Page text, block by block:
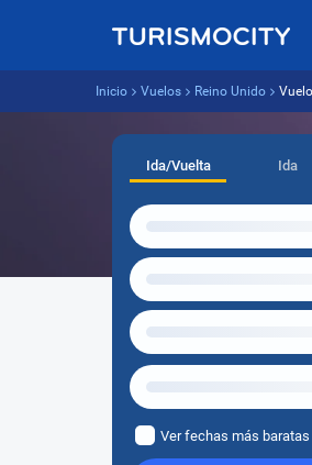
Inicio Vuelos Reino Unido
Ida/Vuelta Ida
Ver fechas más baratas